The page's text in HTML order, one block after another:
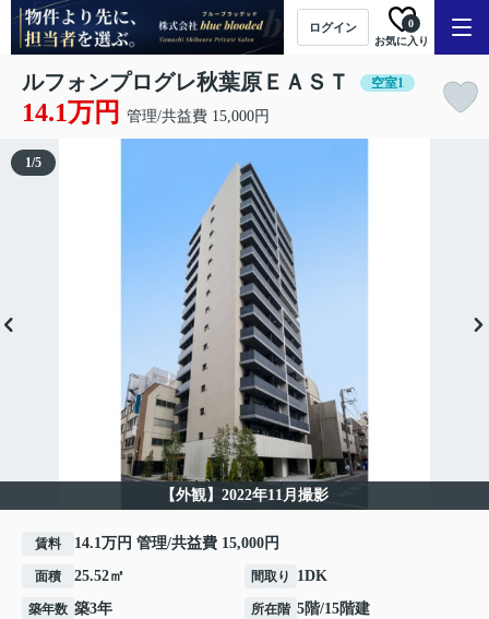
ログイン
お気に入り
0
ルフォンプログレ秋葉原ＥＡＳＴ 空室1
14.1万円 管理/共益費 15,000円
【外観】2022年11月撮影
1/5
賃料 14.1万円 管理/共益費 15,000円
面積 25.52㎡ 間取り 1DK
築年数 築3年 所在階 5階/15階建